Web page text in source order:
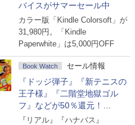
バイスがサマーセール中
カラー版「Kindle Colorsoft」が
31,980円。「Kindle
Paperwhite」は5,000円OFF
Book Watch セール情報
『ドッジ弾子』『新テニスの
王子様』『二階堂地獄ゴル
フ』などが50％還元！
Amazonマンガ週末セール
『リアル』『ハナバス』